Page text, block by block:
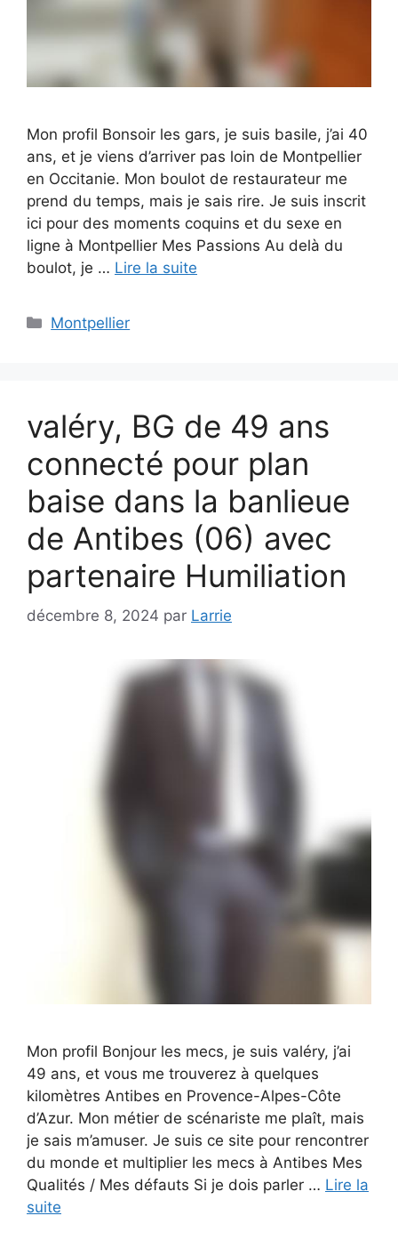
Mon profil Bonsoir les gars, je suis basile, j’ai 40
ans, et je viens d’arriver pas loin de Montpellier
en Occitanie. Mon boulot de restaurateur me
prend du temps, mais je sais rire. Je suis inscrit
ici pour des moments coquins et du sexe en
ligne à Montpellier Mes Passions Au delà du
boulot, je … Lire la suite
Catégories
Montpellier
valéry, BG de 49 ans
connecté pour plan
baise dans la banlieue
de Antibes (06) avec
partenaire Humiliation
décembre 8, 2024 par Larrie
Mon profil Bonjour les mecs, je suis valéry, j’ai
49 ans, et vous me trouverez à quelques
kilomètres Antibes en Provence-Alpes-Côte
d’Azur. Mon métier de scénariste me plaît, mais
je sais m’amuser. Je suis ce site pour rencontrer
du monde et multiplier les mecs à Antibes Mes
Qualités / Mes défauts Si je dois parler … Lire la
suite